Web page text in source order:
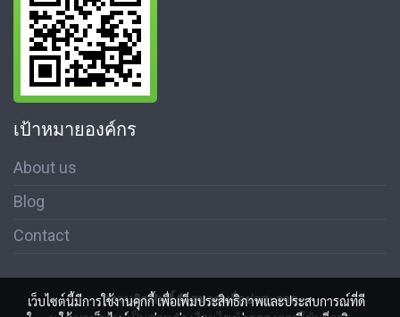
เป้าหมายองค์กร
About us
Blog
Contact
สงวนลิขสิทธิ์ © สมาคมสื่อช่อสะอาด
เว็บไซต์นี้มีการใช้งานคุกกี้ เพื่อเพิ่มประสิทธิภาพและประสบการณ์ที่ดี